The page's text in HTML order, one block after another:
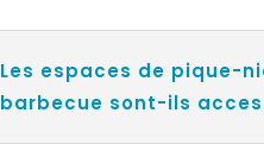
Les espaces de pique-
barbecue sont-ils